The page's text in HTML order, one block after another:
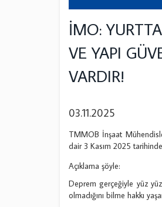
İMO:
VE YAPI
VARDIR!
03.11.2025
TMMOB İnşaat
dair 3 Kasım 2025 tarihinde
Açıklama şöyle:
Deprem gerçeğiyle yüz
olmadığını bilme hakkı